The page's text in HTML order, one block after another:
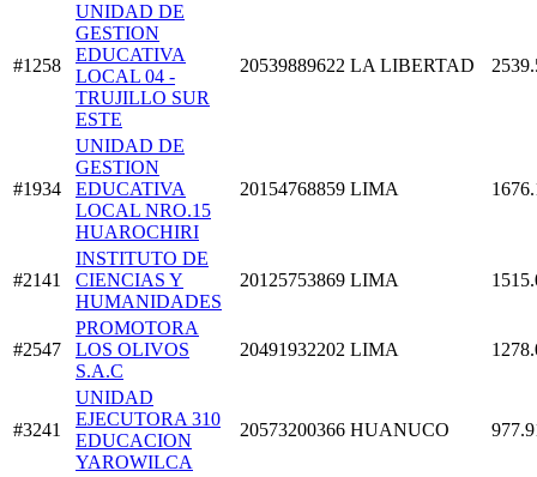
#1258
UNIDAD DE
GESTION
EDUCATIVA
LOCAL 04 -
TRUJILLO SUR
ESTE
20539889622 LA LIBERTAD
#1934
UNIDAD DE
GESTION
EDUCATIVA
LOCAL NRO.15
HUAROCHIRI
20154768859 LIMA
#2141
INSTITUTO DE
CIENCIAS Y
HUMANIDADES
20125753869 LIMA
#2547
PROMOTORA
LOS OLIVOS
S.A.C
20491932202 LIMA
#3241
UNIDAD
EJECUTORA 310
EDUCACION
YAROWILCA
20573200366 HUANUCO